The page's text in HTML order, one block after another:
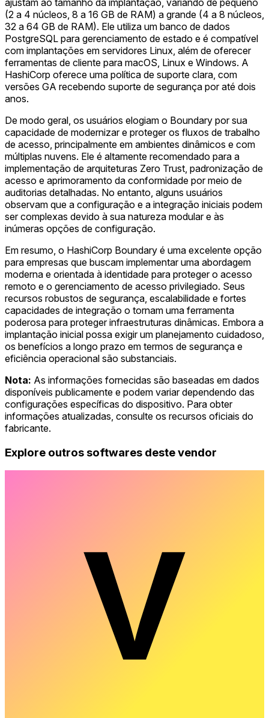
ajustam ao tamanho da implantação, variando de pequeno
(2 a 4 núcleos, 8 a 16 GB de RAM) a grande (4 a 8 núcleos,
32 a 64 GB de RAM). Ele utiliza um banco de dados
PostgreSQL para gerenciamento de estado e é compatível
com implantações em servidores Linux, além de oferecer
ferramentas de cliente para macOS, Linux e Windows. A
HashiCorp oferece uma política de suporte clara, com
versões GA recebendo suporte de segurança por até dois
anos.
De modo geral, os usuários elogiam o Boundary por sua
capacidade de modernizar e proteger os fluxos de trabalho
de acesso, principalmente em ambientes dinâmicos e com
múltiplas nuvens. Ele é altamente recomendado para a
implementação de arquiteturas Zero Trust, padronização de
acesso e aprimoramento da conformidade por meio de
auditorias detalhadas. No entanto, alguns usuários
observam que a configuração e a integração iniciais podem
ser complexas devido à sua natureza modular e às
inúmeras opções de configuração.
Em resumo, o HashiCorp Boundary é uma excelente opção
para empresas que buscam implementar uma abordagem
moderna e orientada à identidade para proteger o acesso
remoto e o gerenciamento de acesso privilegiado. Seus
recursos robustos de segurança, escalabilidade e fortes
capacidades de integração o tornam uma ferramenta
poderosa para proteger infraestruturas dinâmicas. Embora a
implantação inicial possa exigir um planejamento cuidadoso,
os benefícios a longo prazo em termos de segurança e
eficiência operacional são substanciais.
Nota: As informações fornecidas são baseadas em dados
disponíveis publicamente e podem variar dependendo das
configurações específicas do dispositivo. Para obter
informações atualizadas, consulte os recursos oficiais do
fabricante.
Explore outros softwares deste vendor